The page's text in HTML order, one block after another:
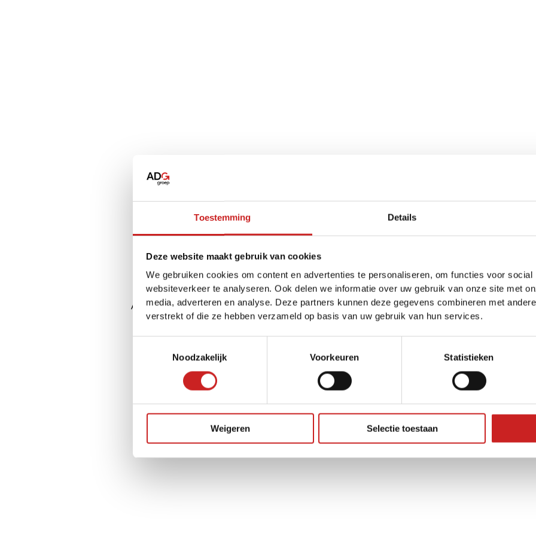
Toestemming Details
Deze website maakt gebruik van cookies
We gebruiken cookies om content en advertenties te personaliseren, om functies voor
websiteverkeer te analyseren. Ook delen we informatie over uw gebruik van onze site met
media, adverteren en analyse. Deze partners kunnen deze gegevens combineren met
verstrekt of die ze hebben verzameld op basis van uw gebruik van hun services.
Noodzakelijk
Voorkeuren Statistieken
Weigeren Selectie toestaan
Application error: aclient-side exception has occurred while loadingwww.adggroep.nl(see the